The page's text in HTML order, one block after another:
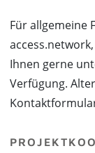
Für allgemeine
Ihnen gerne
Verfügung.